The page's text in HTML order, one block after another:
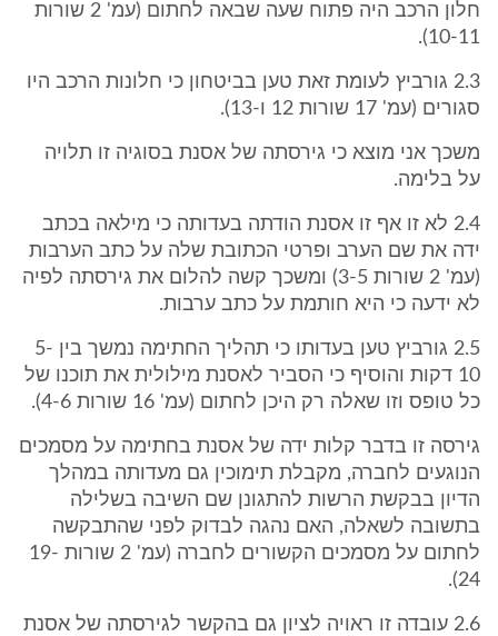
חלון הרכב היה פתוח שעה שבאה לחתום (עמ' 2 שורות
10-11).
2.3 גורביץ לעומת זאת טען בביטחון כי חלונות הרכב היו
סגורים (עמ' 17 שורות 12 ו-13).
משכך אני מוצא כי גירסתה של אסנת בסוגיה זו תלויה
על בלימה.
2.4 לא זו אף זו אסנת הודתה בעדותה כי מילאה בכתב
ידה את שם הערב ופרטי הכתובת שלה על כתב הערבות
(עמ' 2 שורות 3-5) ומשכך קשה להלום את גירסתה לפיה
לא ידעה כי היא חותמת על כתב ערבות.
2.5 גורביץ טען בעדותו כי תהליך החתימה נמשך בין 5-
10 דקות והוסיף כי הסביר לאסנת מילולית את תוכנו של
כל טופס וזו שאלה רק היכן לחתום (עמ' 16 שורות 4-6).
גירסה זו בדבר קלות ידה של אסנת בחתימה על מסמכים
הנוגעים לחברה, מקבלת תימוכין גם מעדותה במהלך
הדיון בבקשת הרשות להתגונן שם השיבה בשלילה
בתשובה לשאלה, האם נהגה לבדוק לפני שהתבקשה
לחתום על מסמכים הקשורים לחברה (עמ' 2 שורות 19-
24).
2.6 עובדה זו ראויה לציון גם בהקשר לגירסתה של אסנת